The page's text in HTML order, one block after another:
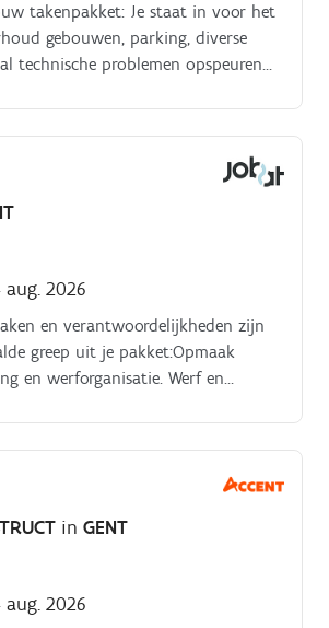
takenpakket: Je staat in voor het
diverse
technische problemen opspeuren
milieunormen en
staat in voor het algemeen
Je rapporteert aan de
2026
en verantwoordelijkheden zijn
greep uit je pakket:Opmaak
en werforganisatie. Werf en
beheer van de
tot as built
de werf;Oog voor de veiligheids en
de werf.
in GENT
2026